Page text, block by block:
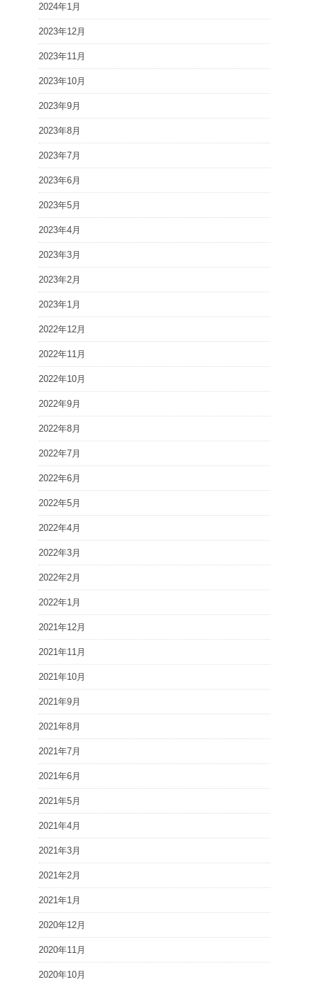
2024年1月
2023年12月
2023年11月
2023年10月
2023年9月
2023年8月
2023年7月
2023年6月
2023年5月
2023年4月
2023年3月
2023年2月
2023年1月
2022年12月
2022年11月
2022年10月
2022年9月
2022年8月
2022年7月
2022年6月
2022年5月
2022年4月
2022年3月
2022年2月
2022年1月
2021年12月
2021年11月
2021年10月
2021年9月
2021年8月
2021年7月
2021年6月
2021年5月
2021年4月
2021年3月
2021年2月
2021年1月
2020年12月
2020年11月
2020年10月